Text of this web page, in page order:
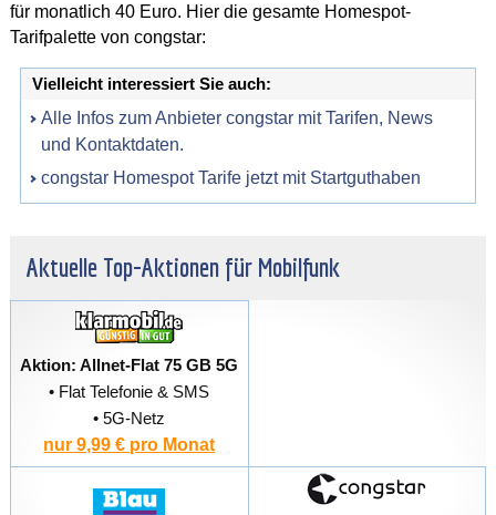
für monatlich 40 Euro. Hier die gesamte Homespot-
Tarifpalette von congstar:
Vielleicht interessiert Sie auch:
Alle Infos zum Anbieter congstar mit Tarifen, News
und Kontaktdaten.
congstar Homespot Tarife jetzt mit Startguthaben
Aktuelle Top-Aktionen für Mobilfunk
Aktion: Allnet-Flat 75 GB 5G
• Flat Telefonie & SMS
• 5G-Netz
nur 9,99 € pro Monat